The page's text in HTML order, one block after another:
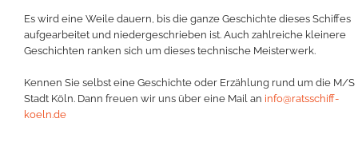
Es wird eine Weile dauern, bis die ganze Geschichte dieses Schiffes
aufgearbeitet und niedergeschrieben ist. Auch zahlreiche kleinere
Geschichten ranken sich um dieses technische Meisterwerk.
Kennen Sie selbst eine Geschichte oder Erzählung rund um die M/S
Stadt Köln. Dann freuen wir uns über eine Mail an info@ratsschiff-
koeln.de